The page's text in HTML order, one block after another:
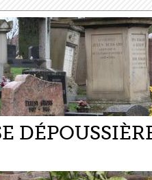
chaîne